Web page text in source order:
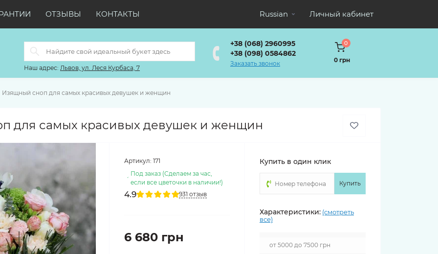
ОТЗЫВЫ КОНТАКТЫ Russian Личный кабинет
Наш адрес: Львов, ул. Леся Курбаса, 7
+38 (068) 2960995
+38 (098) 0584862
Заказать звонок
0
0 грн
Изящный сноп для самых красивых девушек и женщин
для самых красивых девушек и женщин
Артикул: 171
Под заказ (Сделаем за час,
если все цветочки в наличии!)
4.9 931 отзыв
6 680 грн
Купить в один клик
Купить
Характеристики: (смотреть
все)
от 5000 до 7500 грн